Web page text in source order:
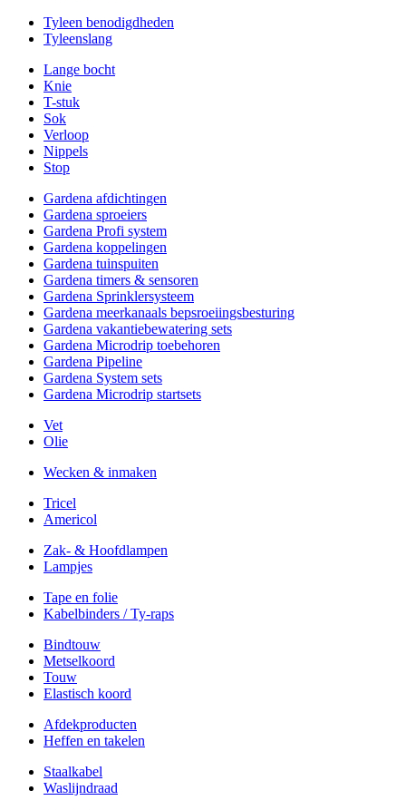
Tyleen benodigdheden
Tyleenslang
Lange bocht
Knie
T-stuk
Sok
Verloop
Nippels
Stop
Gardena afdichtingen
Gardena sproeiers
Gardena Profi system
Gardena koppelingen
Gardena tuinspuiten
Gardena timers & sensoren
Gardena Sprinklersysteem
Gardena meerkanaals bepsroeiingsbesturing
Gardena vakantiebewatering sets
Gardena Microdrip toebehoren
Gardena Pipeline
Gardena System sets
Gardena Microdrip startsets
Vet
Olie
Wecken & inmaken
Tricel
Americol
Zak- & Hoofdlampen
Lampjes
Tape en folie
Kabelbinders / Ty-raps
Bindtouw
Metselkoord
Touw
Elastisch koord
Afdekproducten
Heffen en takelen
Staalkabel
Waslijndraad